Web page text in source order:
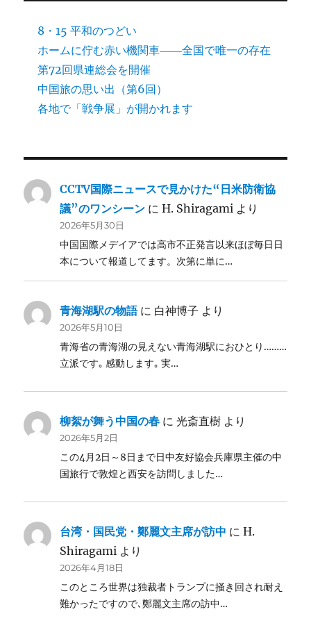
8・15 平和のつどい
ホームに佇む赤い機関車――全国で唯一の存在
第72回県連総会を開催
中国旅の思い出（第6回）
各地で「戦争展」が開かれます
CCTV国際ニュースで見かけた“日米防衛協
議”のワンシーン にH. Shiragami より
2026年5月30日
中国国際メデイアでは高市不正発言以来ほぼ毎日日
本について報道してます。次第に単に…
青海湖駅の物語に 白神博子 より
2026年5月10日
青海省の青海湖の見えない青海湖駅におひとり………
立派です｡ 感動します｡ 実…
柳絮が舞う中国の春 に光斎直樹 より
2026年5月2日
この4月2日～8日まで日中友好協会兵庫県主催の中
国旅行で敦煌と西安を訪問しました…
台湾・国民党・鄭麗文主席が訪中 にH.
Shiragami より
2026年4月18日
このところ世界は独裁者トランプに掻き回され耐え
難かったですので､鄭麗文主席の訪中…